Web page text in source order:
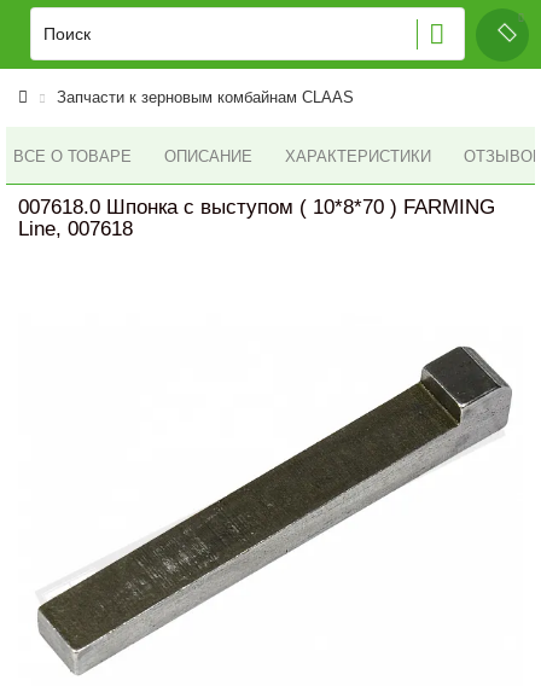
Запчасти к зерновым комбайнам CLAAS
ВСЕ О ТОВАРЕ ОПИСАНИЕ ХАРАКТЕРИСТИКИ ОТЗЫВОВ
007618.0 Шпонка с выступом ( 10*8*70 ) FARMING
Line, 007618